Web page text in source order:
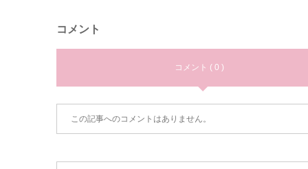
コメント
コメント ( 0 )
この記事へのコメントはありません。